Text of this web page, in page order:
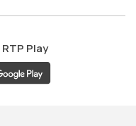
RTP Play